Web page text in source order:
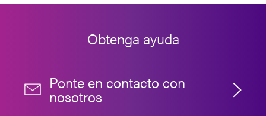
Obtenga ayuda
Ponte en contacto con
nosotros